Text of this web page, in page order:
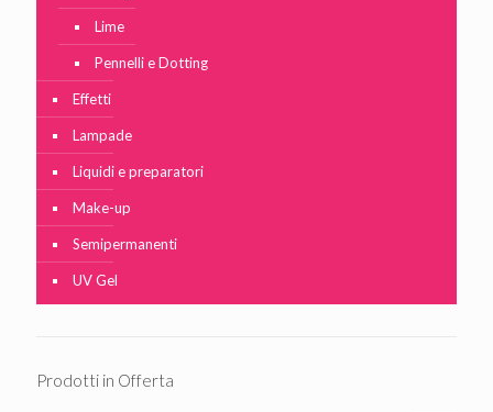
Lime
Pennelli e Dotting
Effetti
Lampade
Liquidi e preparatori
Make-up
Semipermanenti
UV Gel
Prodotti in Offerta